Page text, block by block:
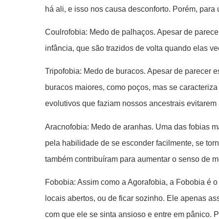
há ali, e isso nos causa desconforto. Porém,
Coulrofobia: Medo de palhaços. Apesar de
infância, que são trazidos de volta quando elas
Tripofobia: Medo de buracos. Apesar de parecer
buracos maiores, como poços, mas se
evolutivos que faziam nossos ancestrais
Aracnofobia: Medo de aranhas. Uma das fobias
pela habilidade de se esconder facilmente, se
também contribuíram para aumentar o senso de
Fobobia: Assim como a Agorafobia, a Fobobia é
locais abertos, ou de ficar sozinho. Ele apenas
com que ele se sinta ansioso e entre em pânico.